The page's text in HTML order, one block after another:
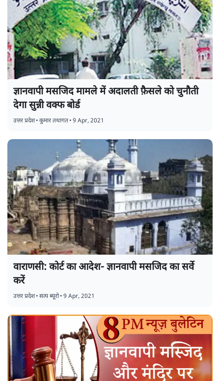
ज्ञानवापी मसजिद मामले में अदालती फ़ैसले को चुनौती
देगा सुन्नी वक्फ बोर्ड
उत्तर प्रदेश•कुमार तथागत•9 Apr, 2021
वाराणसी: कोर्ट का आदेश- ज्ञानवापी मसजिद का सर्वे
करें
उत्तर प्रदेश•सत्य ब्यूरो•9 Apr, 2021